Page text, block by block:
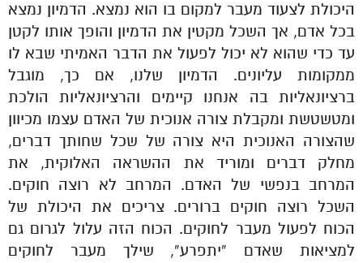
היכולת לצעוד מעבר למקום בו הוא נמצא. הדמיון נמצא
בכל אדם, אך השכל מקטין את הדמיון והופך אותו לקטן
עד כדי שהוא לא יכול לפעול את הדבר האמיתי שבא לו
ממקומות עליונים. הדמיון שלנו, אם כך, מוגבל
ברציונאליות בה אנחנו קיימים והרציונאליות הולכת
ומטשטשת ומקבלת צורה אנוכית של האדם עצמו מכיוון
שהצורה האנוכית היא צורה של שכל שחותך דברים,
מחלק דברים ומוריד את ההשראה האלוקית, את
המרחב בנפשי של האדם. המרחב לא רוצה חוקים.
השכל רוצה חוקים ברורים. צריכים את היכולת של
הכוח לפעול מעבר לחוקים. הכוח הזה עלול לגרום גם
למציאות שאדם “יתפרע”, שילך מעבר לחוקים